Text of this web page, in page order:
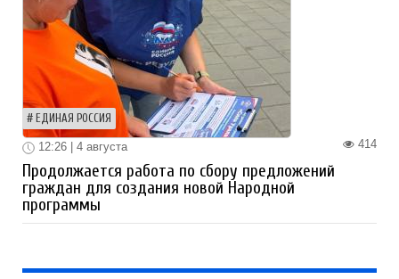
ЕДИНАЯ РОССИЯ
414
12:26 | 4 августа
Продолжается работа по сбору предложений
граждан для создания новой Народной
программы